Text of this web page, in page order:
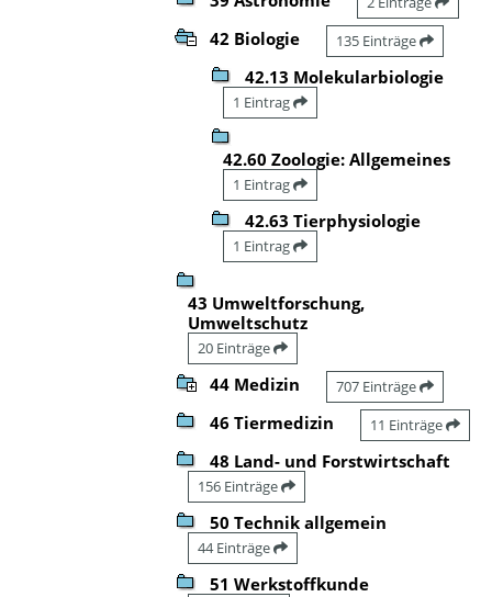
42 Biologie 135 Einträge
42.13 Molekularbiologie
1 Eintrag
42.60 Zoologie: Allgemeines
1 Eintrag
42.63 Tierphysiologie
1 Eintrag
43 Umweltforschung,
Umweltschutz
20 Einträge
44 Medizin 707 Einträge
46 Tiermedizin 11 Einträge
48 Land- und Forstwirtschaft
156 Einträge
50 Technik allgemein
44 Einträge
51 Werkstoffkunde